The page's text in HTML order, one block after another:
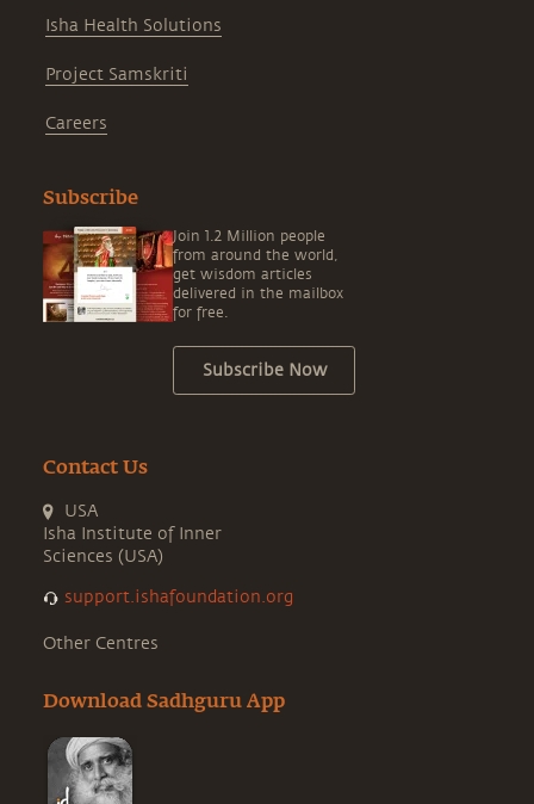
Isha Health Solutions
Project Samskriti
Careers
Subscribe
Join 1.2 Million people
from around the world,
get wisdom articles
delivered in the mailbox
for free.
Subscribe Now
Contact Us
USA
Isha Institute of Inner
Sciences (USA)
support.ishafoundation.org
Other Centres
Download Sadhguru App